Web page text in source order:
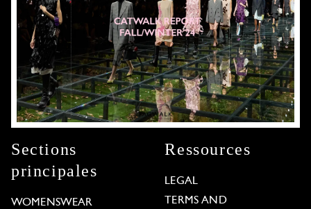
Sections
principales
WOMENSWEAR
Ressources
LEGAL
TERMS AND